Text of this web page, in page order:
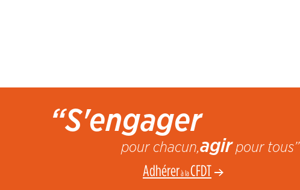
“S'engager
pour chacun,agirpour tous”
Adhérerà laCFDT